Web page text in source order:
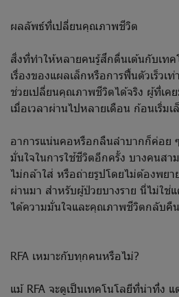
ผลลัพธ์ที่เปลี่ยนคุณภาพชีวิต
สิ่งที่ทำให้หลายคนรู้สึกตื่นเต้นกับเท
เรื่องของแผลเล็กหรือการฟื้นตัวเร็ว
ช่วยเปลี่ยนคุณภาพชีวิตได้จริง ผู้ที่เค
เมื่อเวลาผ่านไปหลายเดือน ก้อนเริ่ม
อาการแน่นคอหรือกลืนลำบากก็ค่อย
มั่นใจในการใช้ชีวิตอีกครั้ง บางคนสา
ไม่กล้าใส่ หรือถ่ายรูปโดยไม่ต้องพย
ผ่านมา สำหรับผู้ป่วยบางราย นี่ไม่ใช่
ได้ความมั่นใจและคุณภาพชีวิตกลับคื
RFA เหมาะกับทุกคนหรือไม่?
แม้ RFA จะดูเป็นเทคโนโลยีที่น่าทึ่ง